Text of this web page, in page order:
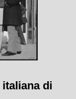
italiana di